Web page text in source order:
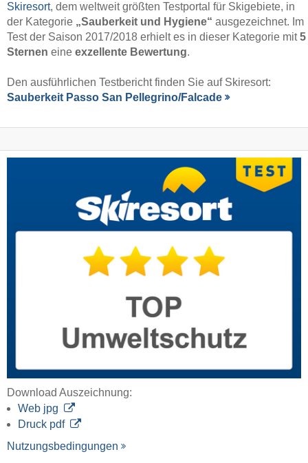
Skiresort, dem weltweit größten Testportal für Skigebiete, in
der Kategorie „Sauberkeit und Hygiene“ ausgezeichnet. Im
Test der Saison 2017/2018 erhielt es in dieser Kategorie mit5
Sternen eine exzellente Bewertung.
Den ausführlichen Testbericht finden Sie auf Skiresort:
Sauberkeit Passo San Pellegrino/​Falcade
Download Auszeichnung:
Web jpg
Druck pdf
Nutzungsbedingungen